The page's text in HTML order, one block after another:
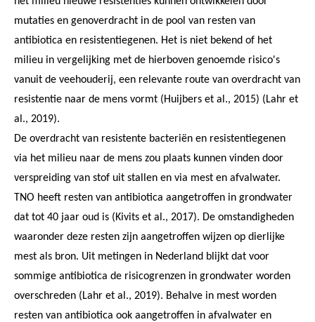
mutaties en genoverdracht in de pool van resten van
antibiotica en resistentiegenen. Het is niet bekend of het
milieu in vergelijking met de hierboven genoemde risico's
vanuit de veehouderij, een relevante route van overdracht van
resistentie naar de mens vormt (Huijbers et al., 2015) (Lahr et
al., 2019).
De overdracht van resistente bacteriën en resistentiegenen
via het milieu naar de mens zou plaats kunnen vinden door
verspreiding van stof uit stallen en via mest en afvalwater.
TNO heeft resten van antibiotica aangetroffen in grondwater
dat tot 40 jaar oud is (Kivits et al., 2017). De omstandigheden
waaronder deze resten zijn aangetroffen wijzen op dierlijke
mest als bron. Uit metingen in Nederland blijkt dat voor
sommige antibiotica de risicogrenzen in grondwater worden
overschreden (Lahr et al., 2019). Behalve in mest worden
resten van antibiotica ook aangetroffen in afvalwater en